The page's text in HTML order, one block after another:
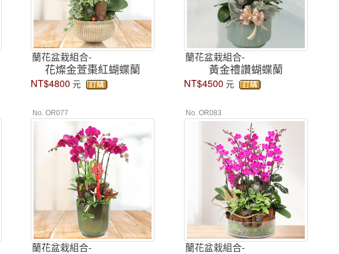
蘭花盆栽組合-
花燦金萱棗紅蝴蝶蘭
NT$4800 元
蘭花盆栽組合-
黃金禮讚蝴蝶蘭
NT$4500 元
No. OR077
蘭花盆栽組合-
No. OR083
蘭花盆栽組合-